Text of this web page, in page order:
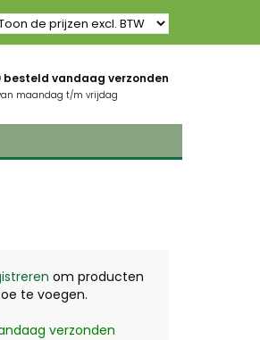
besteld vandaag verzonden
maandag t/m vrijdag
om producten
te voegen.
verzonden